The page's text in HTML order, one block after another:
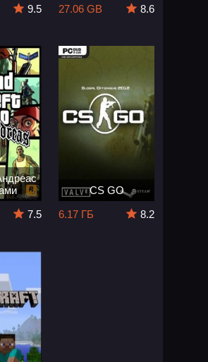
9.5
27.06 GB
8.6
7.5
CS GO
6.17 ГБ
8.2